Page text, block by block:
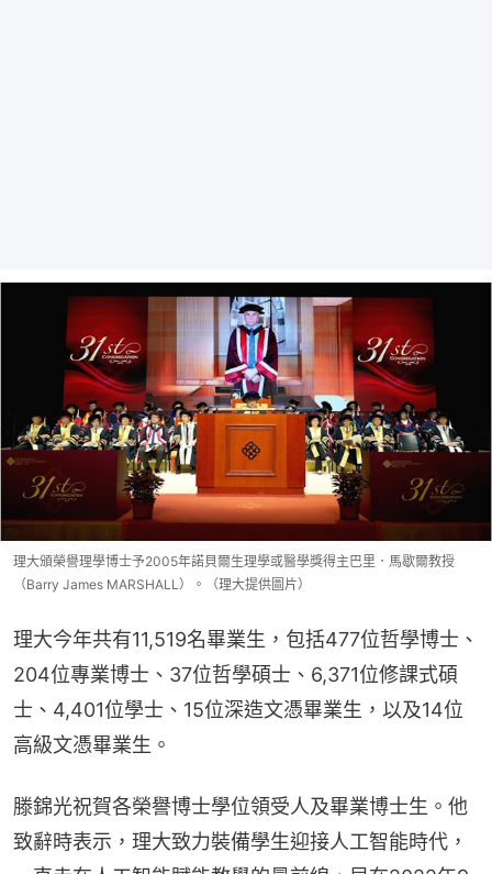
理大頒榮譽理學博士予2005年諾貝爾生理學或醫學獎得主巴里．馬歇爾教授
（Barry James MARSHALL）。（理大提供圖片）
理大今年共有11,519名畢業生，包括477位哲學博士、
204位專業博士、37位哲學碩士、6,371位修課式碩
士、4,401位學士、15位深造文憑畢業生，以及14位
高級文憑畢業生。
滕錦光祝賀各榮譽博士學位領受人及畢業博士生。他
致辭時表示，理大致力裝備學生迎接人工智能時代，